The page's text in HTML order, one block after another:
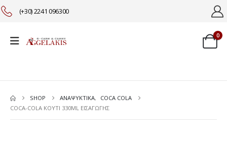
(+30) 2241 096300
0
SHOP ΑΝΑΨΥΚΤΙΚΑ,
COCA COLA
COCA-COLA ΚΟΥΤΊ 330ML ΕΙΣΑΓΩΓΗΣ